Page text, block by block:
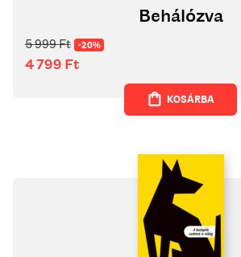
Behálózva
5 999Ft -20%
4 799 Ft
KOSÁRBA